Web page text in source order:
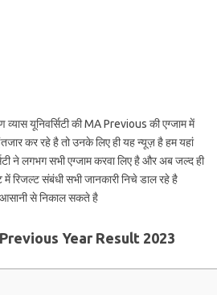
यूनिवर्सिटी की MA Previous की एग्जाम में
कर रहे है तो उनके लिए ही यह न्यूज़ है हम यहां
ने लगभग सभी एग्जाम करवा लिए है और अब जल्द ही
में रिजल्ट संबंधी सभी जानकारी निचे डाल रहे है
से निकाल सकते है
Year Result 2023